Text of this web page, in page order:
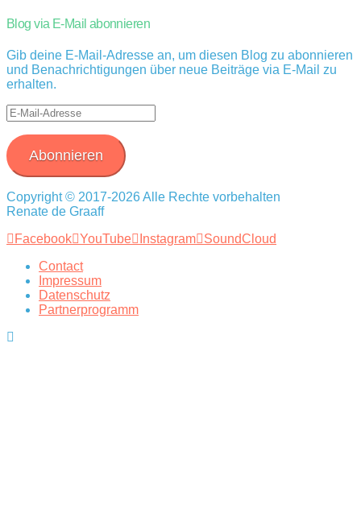
Blog via E-Mail abonnieren
Gib deine E-Mail-Adresse an, um diesen Blog zu abonnieren
und Benachrichtigungen über neue Beiträge via E-Mail zu
erhalten.
E-
Mail-
Adresse
Abonnieren
Copyright © 2017-2026 Alle Rechte vorbehalten
Renate de Graaff
Facebook YouTube Instagram
SoundCloud
Contact
Impressum
Datenschutz
Partnerprogramm